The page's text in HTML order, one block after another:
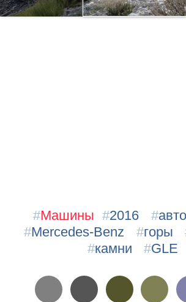
#Машины #2016 #
#Mercedes-Benz #горы
#камни #GLE